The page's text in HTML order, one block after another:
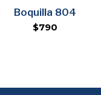
Agregar
Boquilla 804
$790